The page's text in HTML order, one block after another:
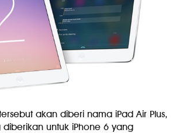
akan diberi nama iPad Air Plus,
untuk iPhone 6 yang